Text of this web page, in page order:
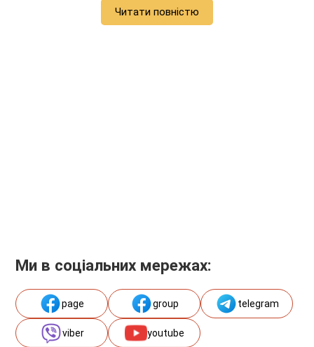
Читати повністю
Ми в соціальних мережах:
page group telegram
viber youtube